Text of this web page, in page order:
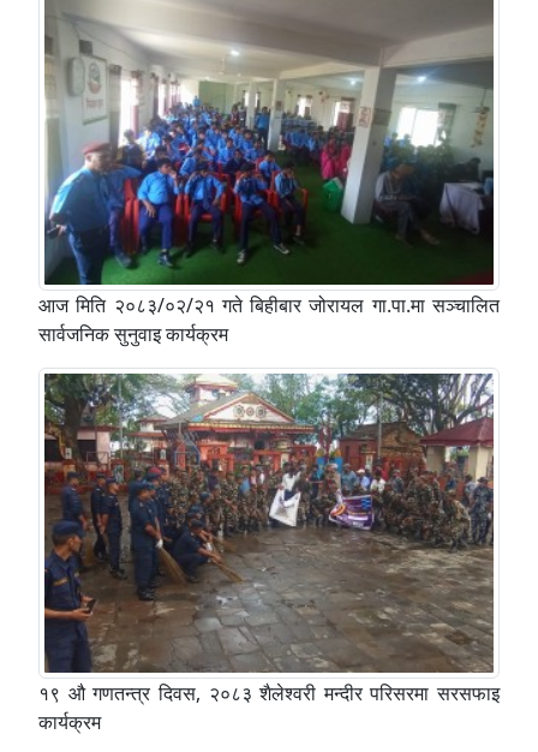
आज मिति २०८३/०२/२१ गते बिहीबार जोरायल गा.पा.मा सञ्चालित
सार्वजनिक सुनुवाइ कार्यक्रम
१९ औ गणतन्त्र दिवस, २०८३ शैलेश्वरी मन्दीर परिसरमा सरसफाइ
कार्यक्रम